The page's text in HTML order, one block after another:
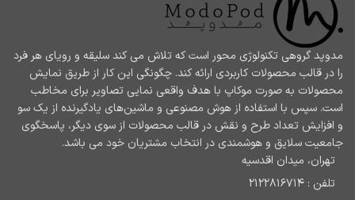
مدوپد گروهی تکنولوژی محور است که تلاش می کند سلیقه و رویای هر فرد
را در قالب محصولات کاربردی ارائه کند. چگونگی این کار از طریق نمایش
محصولات به صورت موکاپ با هدف واقعی نمایی تصاویر برای مخاطب
است. سپس با استفاده از هوش مصنوعی و ماشین‌های یادگیرنده از یک سو
و افزایش تعداد طرح و نقش در قالب محصولات از سوی دیگر، پاسخگوی
جامعیت سلایق و هوشمندی در انتخاب مشتریان خود می باشد.
تهران، میدان اقدسیه
تلفن : 2122816714